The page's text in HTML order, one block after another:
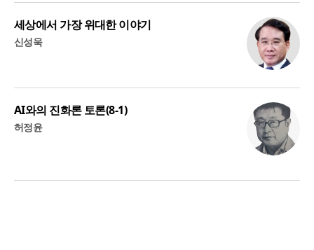
세상에서 가장 위대한 이야기
신성욱
AI와의 진화론 토론(8-1)
허정윤